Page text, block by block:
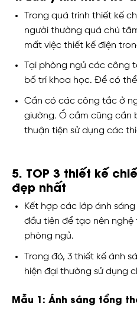
Trong quá trình thiết kế
người thường quá chú
mất việc thiết kế điện
Tại phòng ngủ các công
bố trí khoa học. Để có
Cần có các công tắc ở
giường. Ổ cắm cũng cần
thuận tiện sử dụng các
5. TOP 3 thiết kế
đẹp nhất
Kết hợp các lớp ánh
đầu tiên để tạo nên nghệ
phòng ngủ.
Trong đó, 3 thiết kế ánh
hiện đại thường sử dụng
Mẫu 1: Ánh sáng tổng